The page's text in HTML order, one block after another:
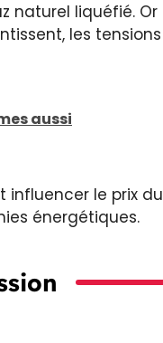
naturel liquéfié. Or
les tensions
aussi
influencer le prix du
énergétiques.